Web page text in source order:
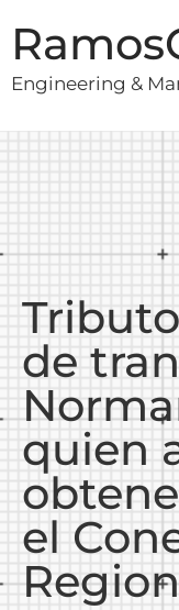
Engineering &
de
quien
el